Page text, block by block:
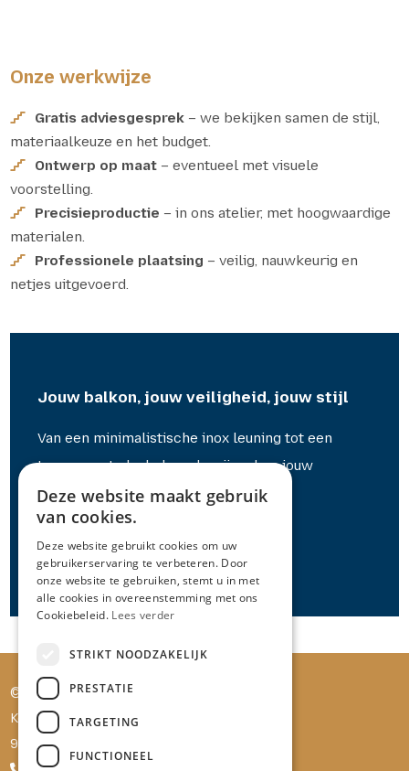
Onze werkwijze
Gratis adviesgesprek – we bekijken samen de stijl,
materiaalkeuze en het budget.
Ontwerp op maat – eventueel met visuele
voorstelling.
Precisieproductie – in ons atelier, met hoogwaardige
materialen.
Professionele plaatsing – veilig, nauwkeurig en
netjes uitgevoerd.
Jouw balkon, jouw veiligheid, jouw stijl
Van een minimalistische inox leuning tot een
transparant glashekwerk: wij maken jouw
balkonbalustrade volledig op maat.
Contacteerons vandaag nog voor een
vrijblijvende afspraak.
© Balako bv
Keerken 33
9160 Lokeren
Deze website maakt gebruik
van cookies.
Deze website gebruikt cookies om uw
gebruikerservaring te verbeteren. Door
onze website te gebruiken, stemt u in met
alle cookies in overeenstemming met ons
Cookiebeleid. Lees verder
STRIKT NOODZAKELIJK
PRESTATIE
TARGETING
FUNCTIONEEL